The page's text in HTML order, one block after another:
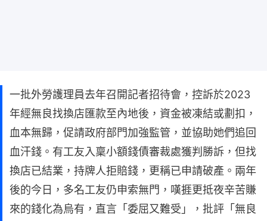
一批外勞護理員去年召開記者招待會，控訴於2023
年經無良找換店匯款至內地後，資金被凍結或劃扣，
血本無歸，促請政府部門加強監管，並協助她們追回
血汗錢。有工友入稟小額錢債審裁處獲判勝訴，但找
換店已結業，持牌人拒賠錢，更稱已申請破產。兩年
後的今日，多名工友仍申索無門，嘆捱更抵夜辛苦賺
來的錢化為烏有，直言「委屈又難受」，批評「無良